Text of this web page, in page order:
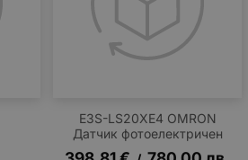
E3S-LS20XE4 OMRON
Датчик фотоелектричен